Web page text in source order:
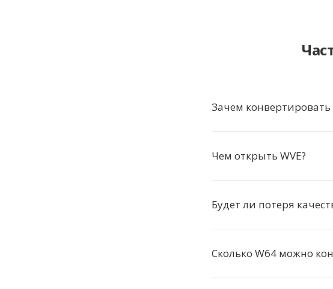
Зачем конвертировать
Чем открыть WVE?
Будет ли потеря
Сколько W64 можно